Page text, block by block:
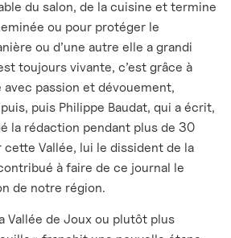
du salon, de la cuisine et termine
ou pour protéger le
ou d’une autre elle a grandi
toujours vivante, c’est grâce à
avec passion et dévouement,
puis Philippe Baudat, qui a écrit,
la rédaction pendant plus de 30
cette Vallée, lui le dissident de la
à faire de ce journal le
de notre région.
Vallée de Joux ou plutôt plus